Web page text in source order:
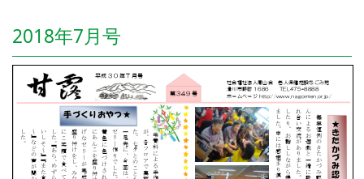
2018年7月号